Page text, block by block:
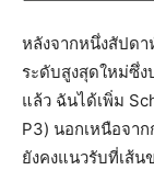
หลังจากหนึ่งสัปด
ระดับสูงสุดใหม่ซึ่ง
แล้ว ฉันได้เพิ่ม
P3) นอกเหนือจา
ยังคงแนวรับที่เส้น